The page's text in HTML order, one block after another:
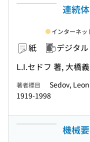
連続
紙 デジタル
L.I.セドフ 著, 大橋
インターネッ
著者標目 Sedov,
1919-1998
機械